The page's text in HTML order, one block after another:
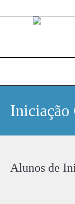
Iniciação
Alunos de